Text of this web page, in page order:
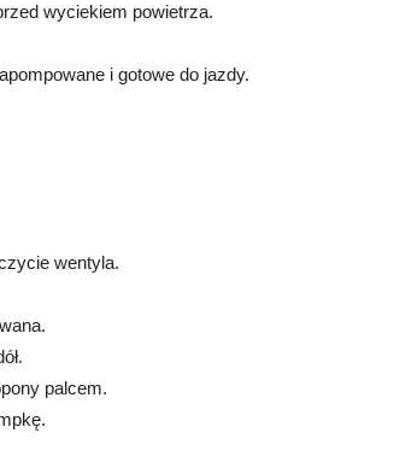
wyciekiem powietrza.
i gotowe do jazdy.
wentyla.
palcem.